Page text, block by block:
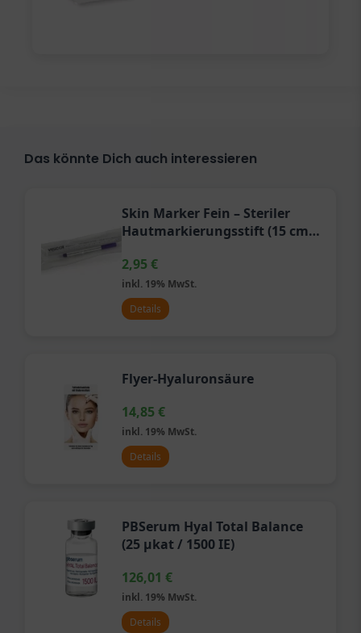
Das könnte Dich auch interessieren
Skin Marker Fein – Steriler
Hautmarkierungsstift (15 cm
2,95 €
inkl. 19% MwSt.
Details
Flyer-Hyaluronsäure
14,85 €
inkl. 19% MwSt.
Details
PBSerum Hyal Total Balance
(25 µkat / 1500 IE)
126,01 €
inkl. 19% MwSt.
Details